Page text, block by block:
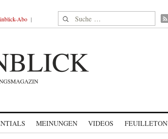
Abo Suche nach:
MEINUNGEN VIDEOS FEUILLETON